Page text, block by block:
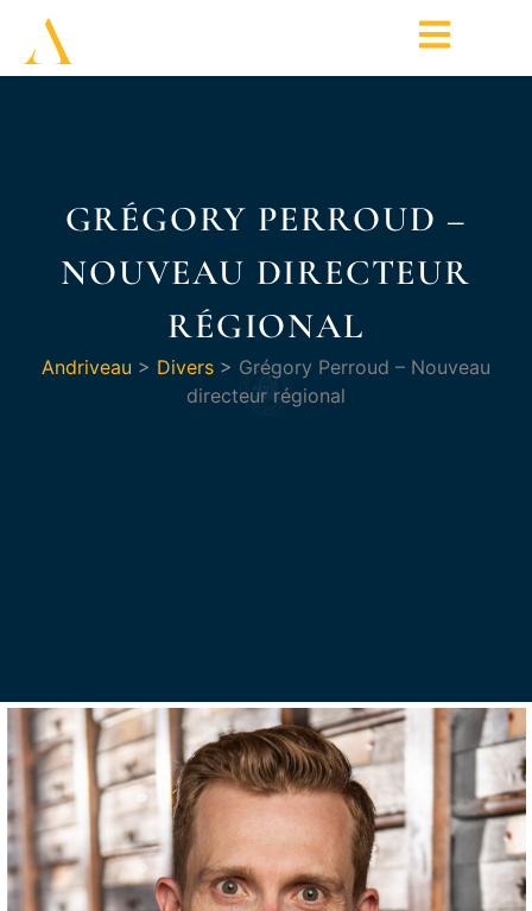
GRÉGORY PERROUD –
NOUVEAU DIRECTEUR
RÉGIONAL
Andriveau > Divers > Grégory Perroud – Nouveau
directeur régional